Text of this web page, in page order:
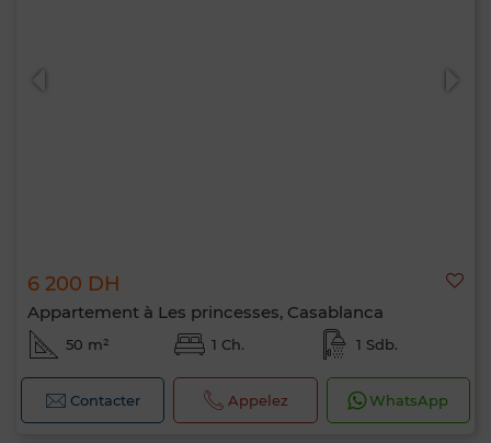
6 200 DH
Appartement à Les princesses, Casablanca
50 m² 1 Ch. 1 Sdb.
Contacter Appelez WhatsApp